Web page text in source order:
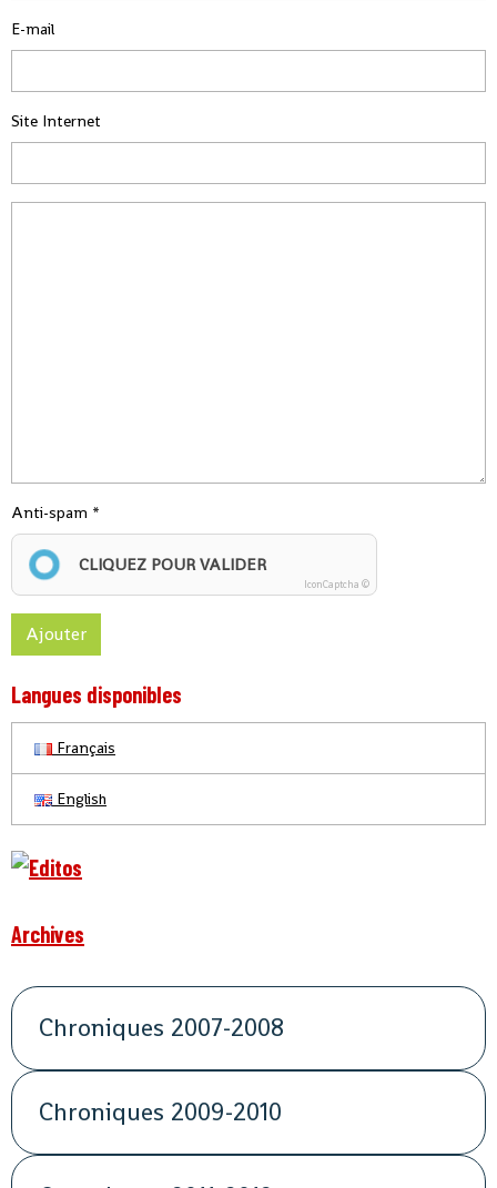
E-mail
Site Internet
Anti-spam
CLIQUEZ POUR VALIDER
IconCaptcha ©
Ajouter
Langues disponibles
Français
English
Archives
Chroniques 2007-2008
Chroniques 2009-2010